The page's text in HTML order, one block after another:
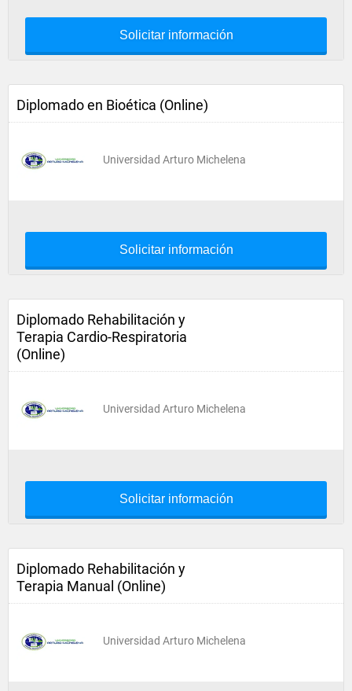
Solicitar información
Diplomado en Bioética (Online)
Universidad Arturo Michelena
Solicitar información
Diplomado Rehabilitación y
Terapia Cardio-Respiratoria
(Online)
Universidad Arturo Michelena
Solicitar información
Diplomado Rehabilitación y
Terapia Manual (Online)
Universidad Arturo Michelena